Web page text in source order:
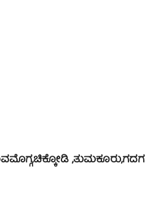
,ತುಮಕೂರು,ಗದಗ